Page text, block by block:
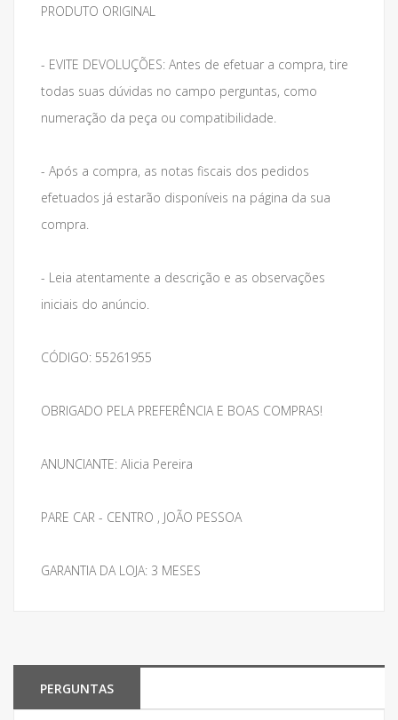
PRODUTO ORIGINAL
- EVITE DEVOLUÇÕES: Antes de efetuar a compra, tire
todas suas dúvidas no campo perguntas, como
numeração da peça ou compatibilidade.
- Após a compra, as notas fiscais dos pedidos
efetuados já estarão disponíveis na página da sua
compra.
- Leia atentamente a descrição e as observações
iniciais do anúncio.
CÓDIGO: 55261955
OBRIGADO PELA PREFERÊNCIA E BOAS COMPRAS!
ANUNCIANTE: Alicia Pereira
PARE CAR - CENTRO , JOÃO PESSOA
GARANTIA DA LOJA: 3 MESES
PERGUNTAS